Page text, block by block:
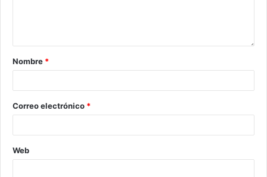
Nombre *
Correo electrónico *
Web